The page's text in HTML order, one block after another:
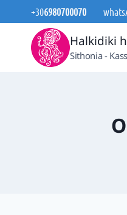
Inhalt
springen
+306980700070
Halkidiki
Sithonia -